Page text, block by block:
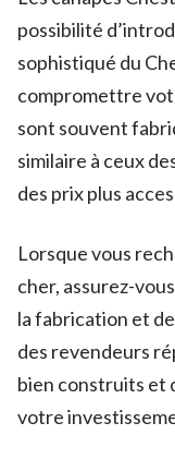
possibilité
sophistiqué du
compromettre
sont souvent
similaire à ceux
des prix plus
Lorsque vous
cher, assurez-
la fabrication et
des revendeurs
bien construits et
votre